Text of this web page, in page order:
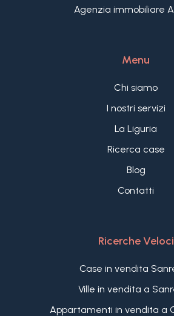
Agenzia immobiliare
Menu
Chi siamo
I nostri servizi
La Liguria
Ricerca case
Blog
Contatti
Ricerche Veloci
Case in vendita
Ville in vendita a
Appartamenti in vendita a